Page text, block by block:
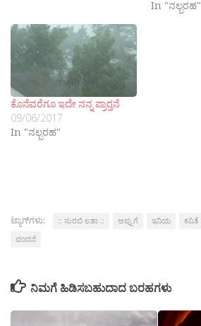
In "ನಲ್ಬರಹ"
ಕೊನೆವರೆಗೂ ಇದೇ ನನ್ನ ಪ್ರಾರ‍್ತನೆ
09/06/2017
In "ನಲ್ಬರಹ"
ಟ್ಯಾಗ್‌ಗಳು: :: ಸುರಬಿ ಲತಾ :: ಅಪ್ಪುಗೆ ಇನಿಯ ಕವಿತೆ
ವಂದನೆ
ನಿಮಗೆ ಹಿಡಿಸಬಹುದಾದ ಬರಹಗಳು